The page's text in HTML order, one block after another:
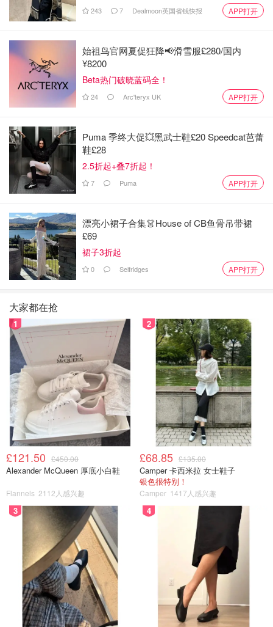
243 7 Dealmoon英国省钱快报 APP打开
始祖鸟官网夏促狂降📢滑雪服£280/国内
¥8200
Beta热门破晓蓝码全！
24 Arc'teryx UK APP打开
Puma 季终大促💥黑武士鞋£20 Speedcat芭蕾
鞋£28
2.5折起+叠7折起！
7 Puma APP打开
漂亮小裙子合集👗House of CB鱼骨吊带裙
£69
裙子3折起
0 Selfridges APP打开
大家都在抢
1
£121.50 £450.00
Alexander McQueen 厚底小白鞋
Flannels 2112人感兴趣
2
£68.85 £135.00
Camper 卡西米拉 女士鞋子
银色很特别！
Camper 1417人感兴趣
3 4